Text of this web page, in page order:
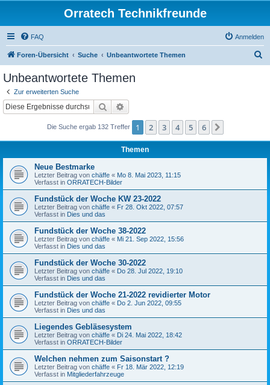
Orratech Technikfreunde
FAQ Anmelden
Foren-Übersicht Suche Unbeantwortete Themen
Unbeantwortete Themen
Zur erweiterten Suche
Suche
Die Suche ergab 132 Treffer 1 2 3 4 5 6
Themen
Neue Bestmarke
Letzter Beitrag von chäffe « Mo 8. Mai 2023, 11:15
Verfasst in ORRATECH-Bilder
Fundstück der Woche KW 23-2022
Letzter Beitrag von chäffe « Fr 28. Okt 2022, 07:57
Verfasst in Dies und das
Fundstück der Woche 38-2022
Letzter Beitrag von chäffe « Mi 21. Sep 2022, 15:56
Verfasst in Dies und das
Fundstück der Woche 30-2022
Letzter Beitrag von chäffe « Do 28. Jul 2022, 19:10
Verfasst in Dies und das
Fundstück der Woche 21-2022 revidierter Motor
Letzter Beitrag von chäffe « Do 2. Jun 2022, 09:55
Verfasst in Dies und das
Liegendes Gebläsesystem
Letzter Beitrag von chäffe « Di 24. Mai 2022, 18:42
Verfasst in ORRATECH-Bilder
Welchen nehmen zum Saisonstart ?
Letzter Beitrag von chäffe « Fr 18. Mär 2022, 12:19
Verfasst in Mitgliederfahrzeuge